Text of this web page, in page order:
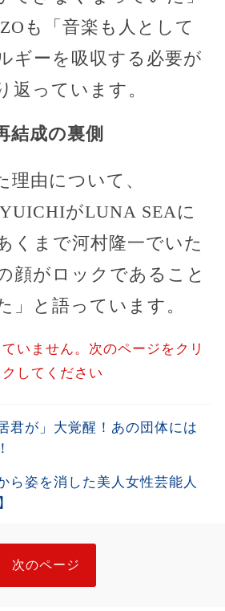
も「音楽も人として
ギーを吸収する必要が
返っています。
結成の裏側
理由について、
がLUNA SEAに
くまで河村隆一でいた
顔がロックであること
」と語っています。
いません。次のページをクリ
クしてください
君が」大覚醒！あの団体には
ら姿を消した美人女性芸能人
次のページ